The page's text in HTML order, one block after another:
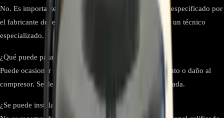
No. Es importante verificar la capacitancia y el voltaje especificado por
el fabricante del equipo. Revise el modelo o consulte a un técnico
especializado.
¿Qué puede pasar si se instala un capacitor incorrecto?
Puede ocasionar mal funcionamiento, sobrecalentamiento o daño al
compresor. Se debe usar la capacidad exacta recomendada.
¿Se puede instalar este capacitor sin ser técnico?